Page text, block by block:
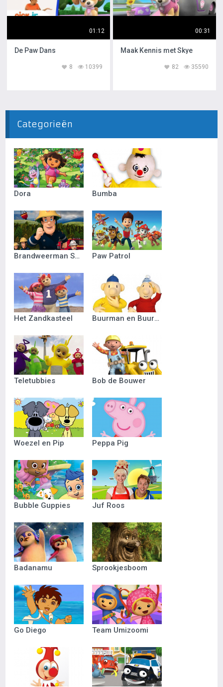
01:12
De Paw Dans
10399
8
00:31
Maak Kennis met Skye
35590
82
Categorieën
Dora Bumba
Brandweerman Sam Paw Patrol
Het Zandkasteel Buurman en Buurman
Teletubbies Bob de Bouwer
Woezel en Pip Peppa Pig
Bubble Guppies Juf Roos
Badanamu Sprookjesboom
Go Diego Team Umizoomi